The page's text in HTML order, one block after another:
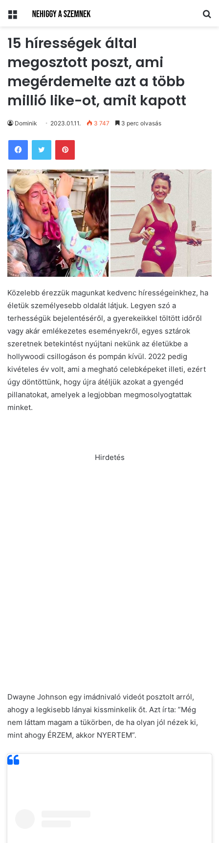
Menü
15 hírességek által
megosztott poszt, ami
megérdemelte azt a több
millió like-ot, amit kapott
Dominik 2023.01.11. 3 747 3 perc olvasás
Pinterest
Közelebb érezzük magunkat kedvenc hírességeinkhez, ha
életük személyesebb oldalát látjuk. Legyen szó a
terhességük bejelentéséről, a gyerekeikkel töltött időről
vagy akár emlékezetes eseményekről, egyes sztárok
szeretnek betekintést nyújtani nekünk az életükbe a
hollywoodi csillogáson és pompán kívül. 2022 pedig
kivételes év volt, ami a megható celebképeket illeti, ezért
úgy döntöttünk, hogy újra átéljük azokat a gyengéd
pillanatokat, amelyek a legjobban megmosolyogtattak
minket.
Hirdetés
Dwayne Johnson egy imádnivaló videót posztolt arról,
ahogy a legkisebb lányai kissminkelik őt. Azt írta: ”Még
nem láttam magam a tükörben, de ha olyan jól nézek ki,
mint ahogy ÉRZEM, akkor NYERTEM”.